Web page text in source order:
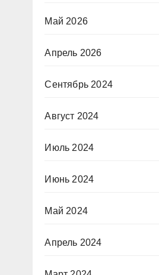
Май 2026
Апрель 2026
Сентябрь 2024
Август 2024
Июль 2024
Июнь 2024
Май 2024
Апрель 2024